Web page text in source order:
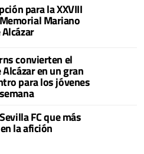
para la XXVIII
Mariano
convierten el
en un gran
para los jóvenes
FC que más
la afición